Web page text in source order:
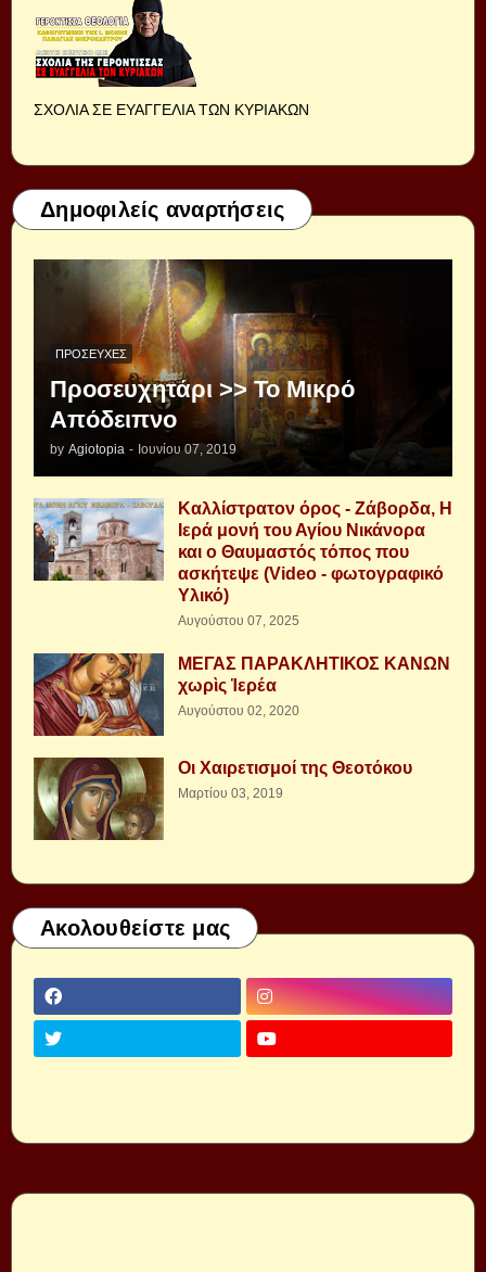
ΣΧΟΛΙΑ ΣΕ ΕΥΑΓΓΕΛΙΑ ΤΩΝ ΚΥΡΙΑΚΩΝ
Δημοφιλείς αναρτήσεις
ΠΡΟΣΕΥΧΈΣ
Προσευχητάρι >> Το Μικρό
Απόδειπνο
by Agiotopia - Ιουνίου 07, 2019
Καλλίστρατον όρος - Ζάβορδα, Η
Ιερά μονή του Αγίου Νικάνορα
και ο Θαυμαστός τόπος που
ασκήτεψε (Video - φωτογραφικό
Υλικό)
Αυγούστου 07, 2025
ΜΕΓΑΣ ΠΑΡΑΚΛΗΤΙΚΟΣ ΚΑΝΩΝ
χωρὶς Ἱερέα
Αυγούστου 02, 2020
Οι Χαιρετισμοί της Θεοτόκου
Μαρτίου 03, 2019
Ακολουθείστε μας